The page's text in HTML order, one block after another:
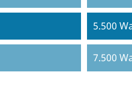
5.500
7.500